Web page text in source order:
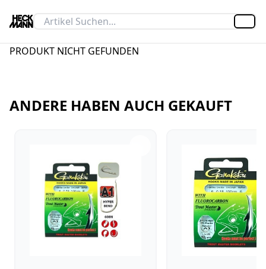
PRODUKT NICHT GEFUNDEN
ANDERE HABEN AUCH GEKAUFT